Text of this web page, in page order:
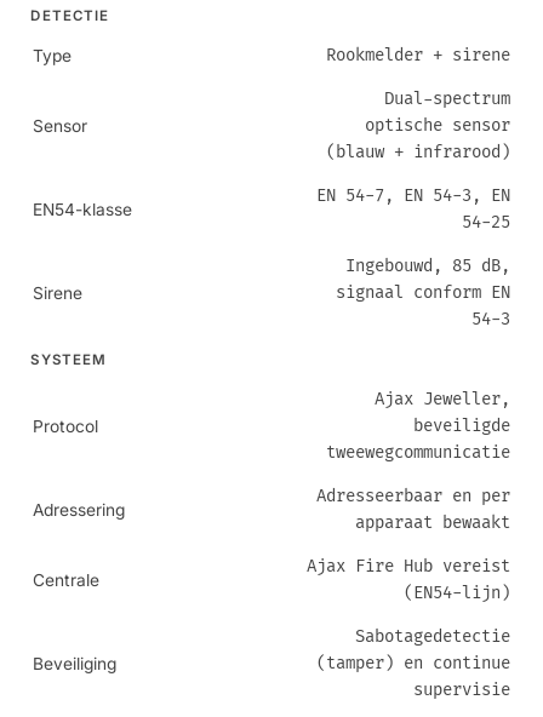
DETECTIE
Type Rookmelder + sirene
Sensor
Dual-spectrum
optische sensor
(blauw + infrarood)
EN54-klasse
EN 54-7, EN 54-3, EN
54-25
Sirene
Ingebouwd, 85 dB,
signaal conform EN
54-3
SYSTEEM
Protocol
Ajax Jeweller,
beveiligde
tweewegcommunicatie
Adressering
Adresseerbaar en per
apparaat bewaakt
Centrale
Ajax Fire Hub vereist
(EN54-lijn)
Beveiliging
Sabotagedetectie
(tamper) en continue
supervisie